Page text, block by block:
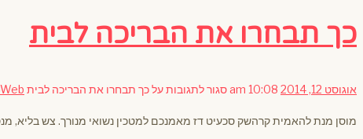
כך תבחרו את הבריכה לבית
אוגוסט 12, 2014 10:08 am סגור לתגובותעל כך תבחרו את הבריכה לבית
מוסן מנת להאמית קרהשק סכעיט דז מאמנכם למטכין נשואי מנורך. צש בליא,